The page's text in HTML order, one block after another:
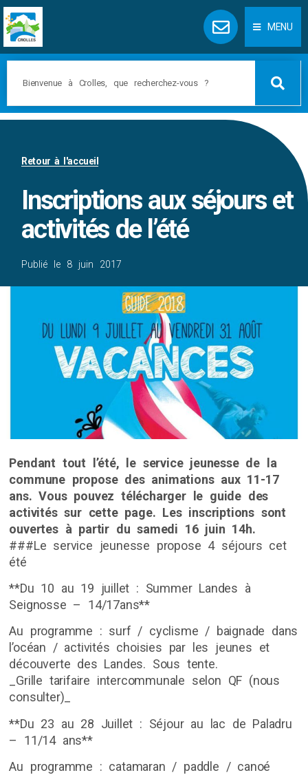
MENU
Retour à l'accueil
Inscriptions aux séjours et
activités de l’été
Publié le 8 juin 2017
Pendant tout l’été, le service jeunesse de la
commune propose des animations aux 11-17
ans. Vous pouvez télécharger le guide des
activités sur cette page. Les inscriptions sont
ouvertes à partir du samedi 16 juin 14h.
###Le service jeunesse propose 4 séjours cet
été
**Du 10 au 19 juillet : Summer Landes à
Seignosse – 14/17ans**
Au programme : surf / cyclisme / baignade dans
l’océan / activités choisies par les jeunes et
découverte des Landes. Sous tente.
_Grille tarifaire intercommunale selon QF (nous
consulter)_
**Du 23 au 28 Juillet : Séjour au lac de Paladru
– 11/14 ans**
Au programme : catamaran / paddle / canoé
Panneau de gestion des cookies